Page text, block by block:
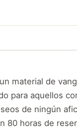
material de
para aquellos
de ningún
80 horas de